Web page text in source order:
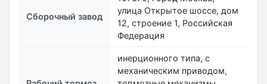
Сборочный завод
улица Открытое шоссе, дом
12, строение 1, Российская
Федерация
инерционного типа, с
механическим приводом,